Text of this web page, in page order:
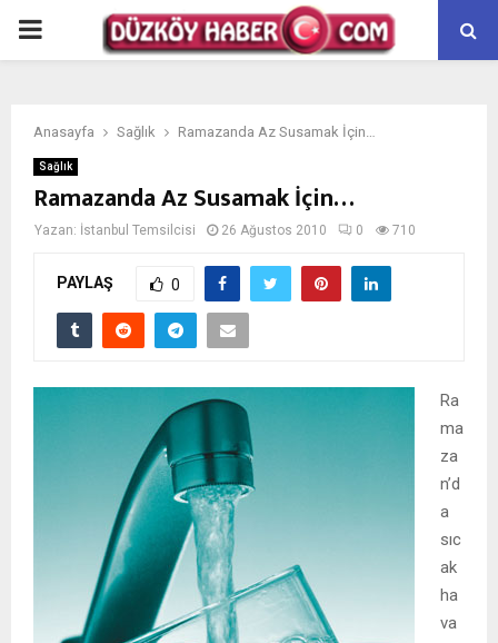
PRIMARY
Anasayfa Sağlık Ramazanda Az Susamak İçin…
Sağlık
Ramazanda Az Susamak İçin…
Yazan: İstanbul Temsilcisi 26 Ağustos 2010 0 710
PAYLAŞ 0
Ra
ma
za
n’d
a
sıc
ak
ha
va